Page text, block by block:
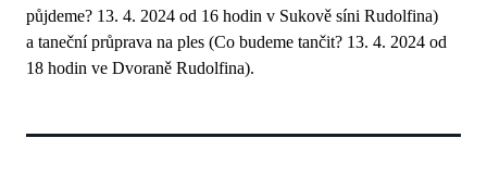
půjdeme? 13. 4. 2024 od 16 hodin v Sukově síni Rudolfina)
a taneční průprava na ples (Co budeme tančit? 13. 4. 2024 od
18 hodin ve Dvoraně Rudolfina).